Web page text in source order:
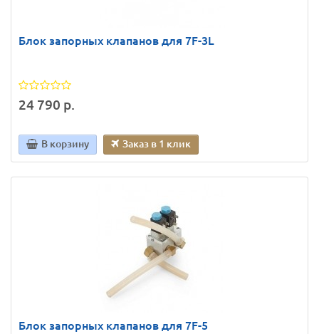
Блок запорных клапанов для 7F-3L
24 790 р.
В корзину Заказ в 1 клик
Блок запорных клапанов для 7F-5